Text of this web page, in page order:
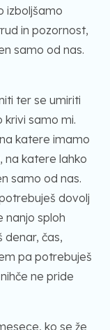
izboljšamo
in pozornost,
samo od nas.
ter se umiriti
krivi samo mi.
katere imamo
na katere lahko
samo od nas.
dovolj
nanjo sploh
čas,
pa potrebuješ
ne pride
ko se že